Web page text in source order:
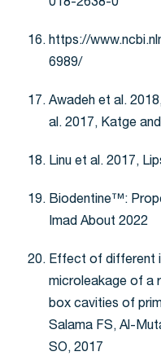
018-2638-0
https://
6989/
Awadeh et al.
al. 2017, Katge
Linu et al. 2017,
Biodentine™:
Imad About 2022
Effect of different
microleakage of a
box cavities of
Salama FS, Al-
SO, 2017